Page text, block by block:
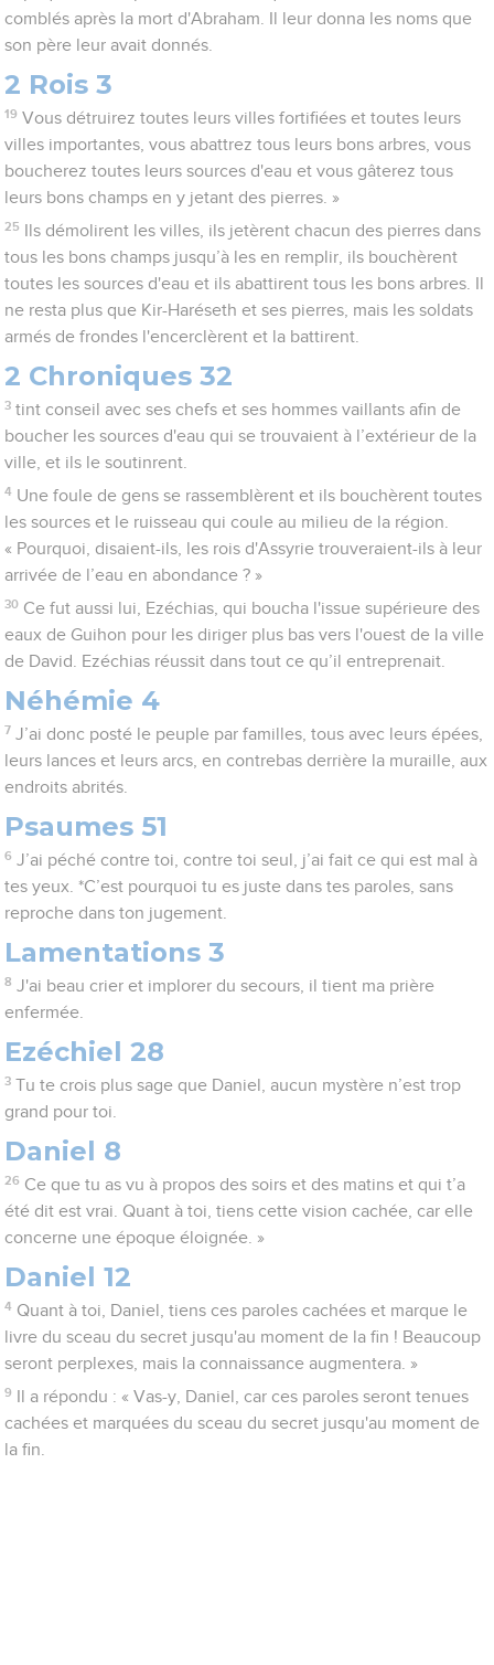
comblés après la mort d'Abraham. Il leur donna les noms que
son père leur avait donnés.
2 Rois 3
19 Vous détruirez toutes leurs villes fortifiées et toutes leurs
villes importantes, vous abattrez tous leurs bons arbres, vous
boucherez toutes leurs sources d'eau et vous gâterez tous
leurs bons champs en y jetant des pierres. »
25
Ils démolirent les villes, ils jetèrent chacun des pierres dans
tous les bons champs jusqu’à les en remplir, ils bouchèrent
toutes les sources d'eau et ils abattirent tous les bons arbres. Il
ne resta plus que Kir-Haréseth et ses pierres, mais les soldats
armés de frondes l'encerclèrent et la battirent.
2 Chroniques 32
3 tint conseil avec ses chefs et ses hommes vaillants afin de
boucher les sources d'eau qui se trouvaient à l’extérieur de la
ville, et ils le soutinrent.
4 Une foule de gens se rassemblèrent et ils bouchèrent toutes
les sources et le ruisseau qui coule au milieu de la région.
« Pourquoi, disaient-ils, les rois d'Assyrie trouveraient-ils à leur
arrivée de l’eau en abondance ? »
30 Ce fut aussi lui, Ezéchias, qui boucha l'issue supérieure des
eaux de Guihon pour les diriger plus bas vers l'ouest de la ville
de David. Ezéchias réussit dans tout ce qu’il entreprenait.
Néhémie 4
7 J’ai donc posté le peuple par familles, tous avec leurs épées,
leurs lances et leurs arcs, en contrebas derrière la muraille, aux
endroits abrités.
Psaumes 51
6 J’ai péché contre toi, contre toi seul, j’ai fait ce qui est mal à
tes yeux. *C’est pourquoi tu es juste dans tes paroles, sans
reproche dans ton jugement.
Lamentations 3
8 J'ai beau crier et implorer du secours, il tient ma prière
enfermée.
Ezéchiel 28
3 Tu te crois plus sage que Daniel, aucun mystère n’est trop
grand pour toi.
Daniel 8
26 Ce que tu as vu à propos des soirs et des matins et qui t’a
été dit est vrai. Quant à toi, tiens cette vision cachée, car elle
concerne une époque éloignée. »
Daniel 12
4 Quant à toi, Daniel, tiens ces paroles cachées et marque le
livre du sceau du secret jusqu'au moment de la fin ! Beaucoup
seront perplexes, mais la connaissance augmentera. »
9
Il a répondu : « Vas-y, Daniel, car ces paroles seront tenues
cachées et marquées du sceau du secret jusqu'au moment de
la fin.